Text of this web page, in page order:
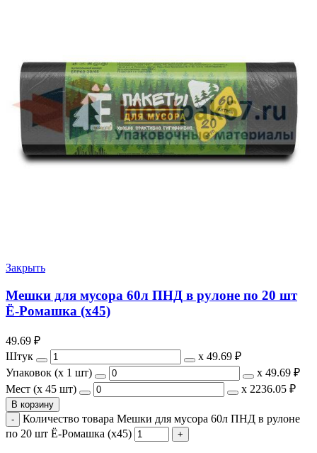
Закрыть
Мешки для мусора 60л ПНД в рулоне по 20 шт
Ё-Ромашка (х45)
49.69 ₽
Штук
х 49.69 ₽
Упаковок (x 1 шт)
х 49.69 ₽
Мест (x 45 шт)
х 2236.05 ₽
В корзину
Количество товара Мешки для мусора 60л ПНД в рулоне
по 20 шт Ё-Ромашка (х45)